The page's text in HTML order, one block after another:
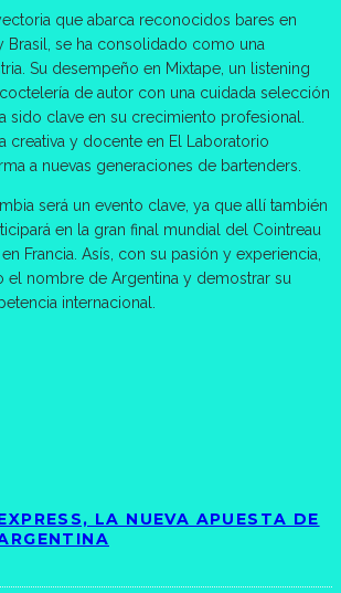
que abarca reconocidos bares en
Brasil, se ha consolidado como una
Su desempeño en Mixtape, un listening
de autor con una cuidada selección
sido clave en su crecimiento profesional.
creativa y docente en El Laboratorio
a nuevas generaciones de bartenders.
será un evento clave, ya que allí también
en la gran final mundial del Cointreau
Francia. Asís, con su pasión y experiencia,
el nombre de Argentina y demostrar su
internacional.
LA NUEVA APUESTA DE